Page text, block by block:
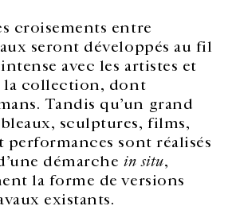
croisements entre
seront développés au fil
avec les artistes et
la collection, dont
Tandis qu’un grand
sculptures, films,
sont réalisés
démarche in situ,
la forme de versions
existants.